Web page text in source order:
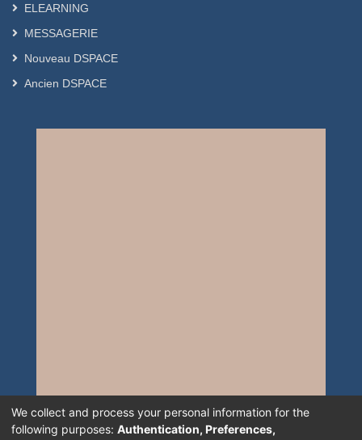
ELEARNING
MESSAGERIE
Nouveau DSPACE
Ancien DSPACE
We collect and process your personal information for the
following purposes: Authentication, Preferences,